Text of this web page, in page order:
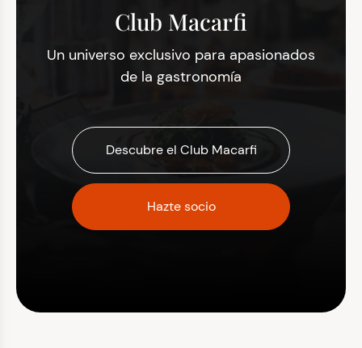
Club Macarfi
Un universo exclusivo para apasionados
de la gastronomía
Descubre el Club Macarfi
Hazte socio